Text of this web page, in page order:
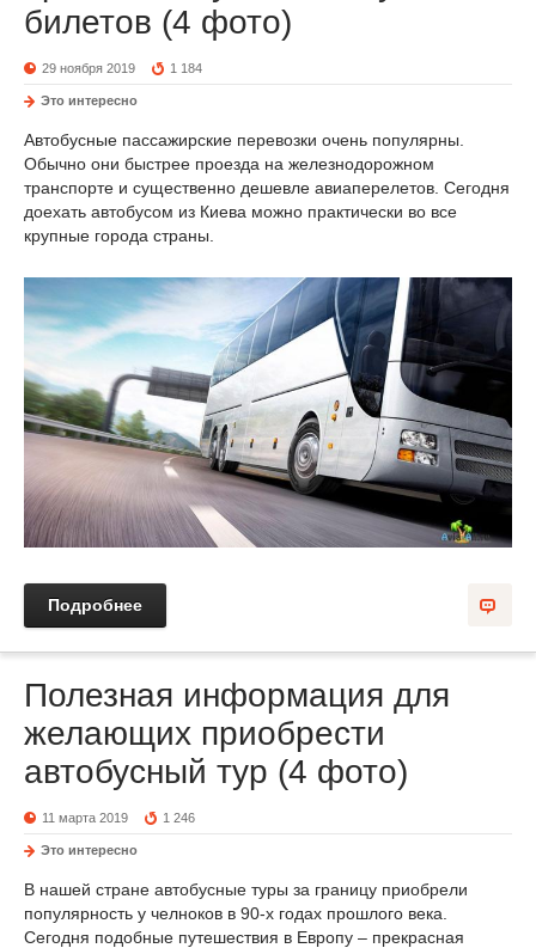
билетов (4 фото)
29 ноября 2019 1 184
Это интересно
Автобусные пассажирские перевозки очень популярны.
Обычно они быстрее проезда на железнодорожном
транспорте и существенно дешевле авиаперелетов. Сегодня
доехать автобусом из Киева можно практически во все
крупные города страны.
Подробнее
Полезная информация для
желающих приобрести
автобусный тур (4 фото)
11 марта 2019 1 246
Это интересно
В нашей стране автобусные туры за границу приобрели
популярность у челноков в 90-х годах прошлого века.
Сегодня подобные путешествия в Европу – прекрасная